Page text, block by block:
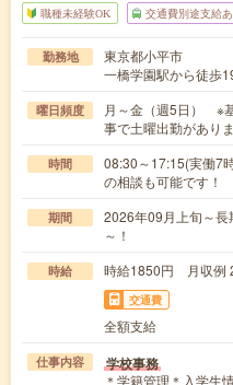
職種未経験OK 交通費別途支給あ
勤務地
東京都小平市
一橋学園駅から徒歩
曜日頻度
月～金（週5日） ※
事で土曜出勤があり
時間
08:30～17:15(実働7
の相談も可能です！
期間
2026年09月上旬～
～！
時給 時給1850円 月収例
交通費
全額支給
仕事内容 学校事務
＊学籍管理＊入学生